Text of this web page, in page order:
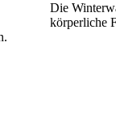
Die
körperliche